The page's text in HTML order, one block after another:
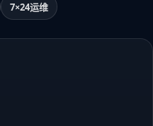
7×24运维